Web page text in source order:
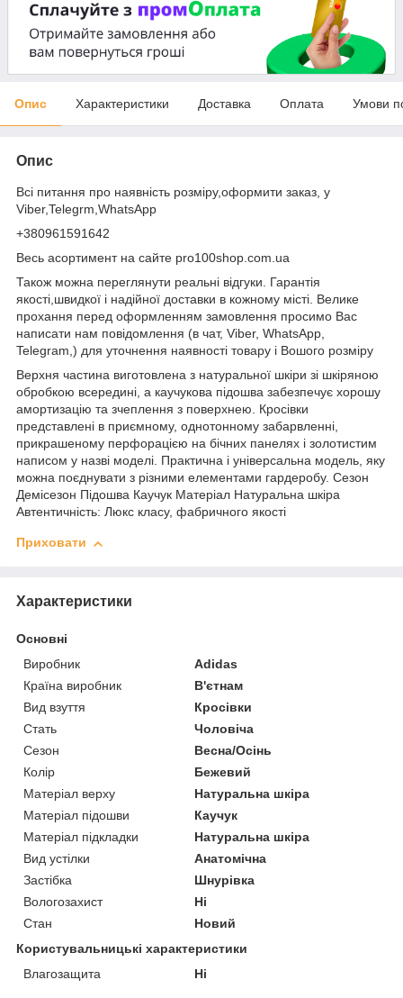
Опис Характеристики Доставка Оплата Умови
Опис
Всі питання про наявність розміру,оформити заказ, у
Viber,Telegrm,WhatsApp
+380961591642
Весь асортимент на сайте pro100shop.com.ua
Також можна переглянути реальні відгуки. Гарантія
якості,швидкої і надійної доставки в кожному місті. Велике
прохання перед оформленням замовлення просимо Вас
написати нам повідомлення (в чат, Viber, WhatsApp,
Telegram,) для уточнення наявності товару і Вошого розміру
Верхня частина виготовлена з натуральної шкіри зі шкіряною
обробкою всередині, а каучукова підошва забезпечує хорошу
амортизацію та зчеплення з поверхнею. Кросівки
представлені в приємному, однотонному забарвленні,
прикрашеному перфорацією на бічних панелях і золотистим
написом у назві моделі. Практична і універсальна модель, яку
можна поєднувати з різними елементами гардеробу. Сезон
Демісезон Підошва Каучук Матеріал Натуральна шкіра
Автентичність: Люкс класу, фабричного якості
Приховати
Характеристики
Основні
Виробник
Adidas
Країна виробник
В'єтнам
Вид взуття
Кросівки
Стать
Чоловіча
Сезон
Весна/Осінь
Колір
Бежевий
Матеріал верху
Натуральна шкіра
Матеріал підошви
Каучук
Матеріал підкладки
Натуральна шкіра
Вид устілки
Анатомічна
Застібка
Шнурівка
Вологозахист
Ні
Стан
Новий
Користувальницькі характеристики
Влагозащита
Ні